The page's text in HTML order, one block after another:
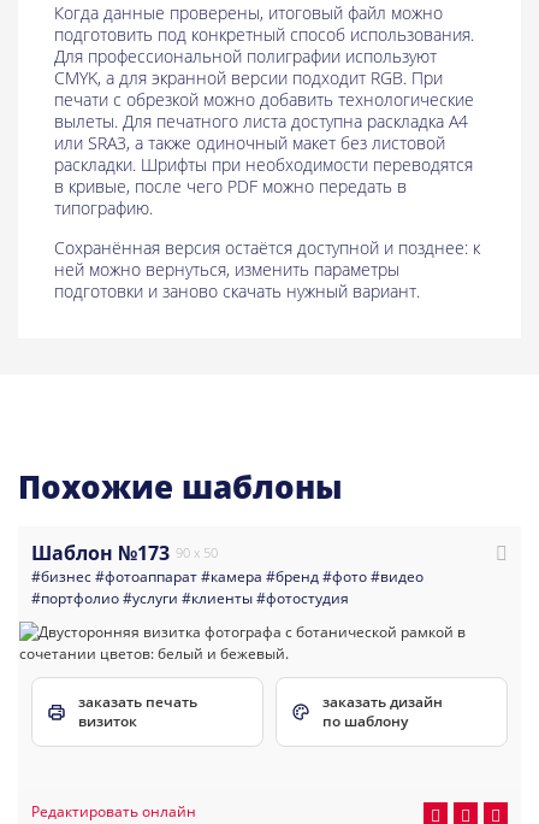
Когда данные проверены, итоговый файл можно
подготовить под конкретный способ использования.
Для профессиональной полиграфии используют
CMYK, а для экранной версии подходит RGB. При
печати с обрезкой можно добавить технологические
вылеты. Для печатного листа доступна раскладка A4
или SRA3, а также одиночный макет без листовой
раскладки. Шрифты при необходимости переводятся
в кривые, после чего PDF можно передать в
типографию.
Сохранённая версия остаётся доступной и позднее: к
ней можно вернуться, изменить параметры
подготовки и заново скачать нужный вариант.
Похожие шаблоны
Шаблон №173 90 x 50
#бизнес#фотоаппарат#камера #бренд#фото#видео
#портфолио#услуги #клиенты#фотостудия
заказать печать
визиток
заказать дизайн
по шаблону
Редактировать онлайн